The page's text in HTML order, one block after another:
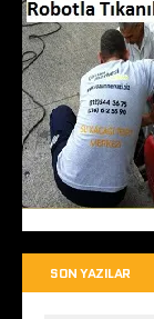
SON YAZILAR